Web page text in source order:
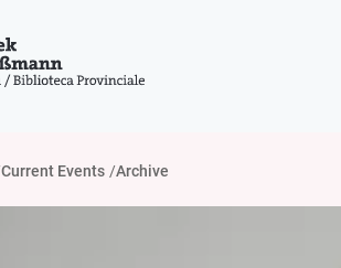
Current Events Archive